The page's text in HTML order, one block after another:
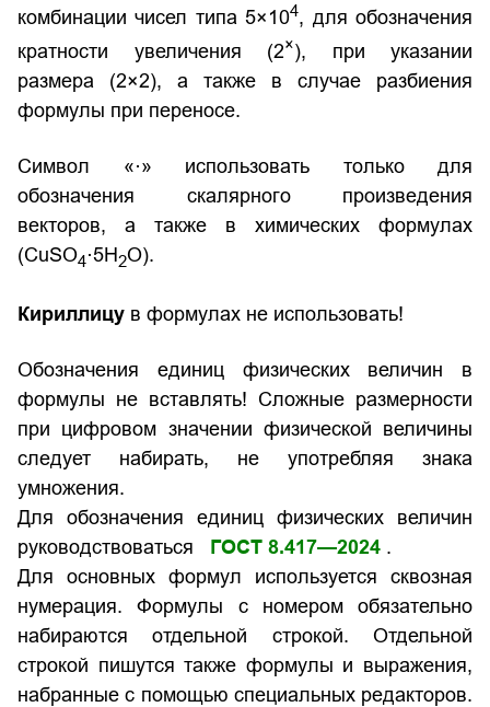
комбинации чисел типа 5×104, для обозначения
кратности увеличения (2×), при указании
размера (2×2), а также в случае разбиения
формулы при переносе.
Символ «·» использовать только для
обозначения скалярного произведения
векторов, а также в химических формулах
(CuSO4·5H2O).
Кириллицу в формулах не использовать!
Обозначения единиц физических величин в
формулы не вставлять! Сложные размерности
при цифровом значении физической величины
следует набирать, не употребляя знака
умножения.
Для обозначения единиц физических величин
руководствоваться ГОСТ 8.417—2024 .
Для основных формул используется сквозная
нумерация. Формулы с номером обязательно
набираются отдельной строкой. Отдельной
строкой пишутся также формулы и выражения,
набранные с помощью специальных редакторов.